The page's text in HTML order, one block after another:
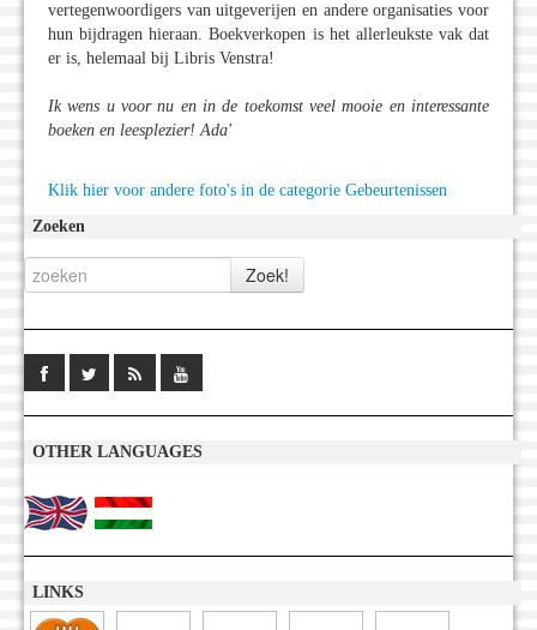
vertegenwoordigers van uitgeverijen en andere organisaties voor
hun bijdragen hieraan. Boekverkopen is het allerleukste vak dat
er is, helemaal bij Libris Venstra!
Ik wens u voor nu en in de toekomst veel mooie en interessante
boeken en leesplezier! Ada'
Klik hier voor andere foto's in de categorie Gebeurtenissen
Zoeken
OTHER LANGUAGES
LINKS